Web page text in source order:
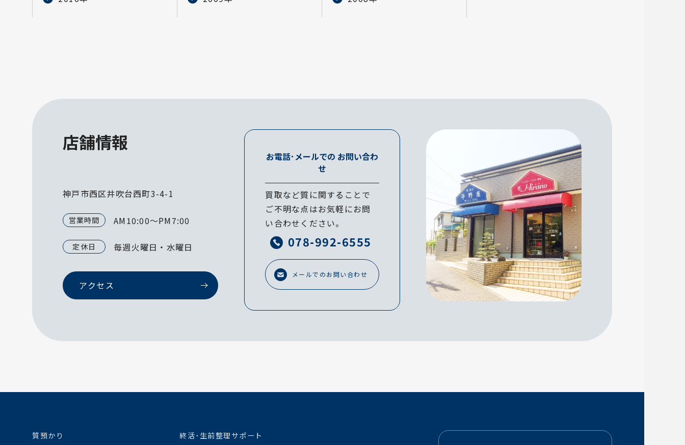
店舗情報
神戸市西区井吹台西町3-4-1
営業時間 AM10:00～PM7:00
定休日 毎週火曜日・水曜日
アクセス
お電話･メールでの お問い合わ
せ
買取など質に関することで
ご不明な点はお気軽にお問
い合わせください。
078-992-6555
メールでのお問い合わせ
質預かり 終活･生前整理サポート